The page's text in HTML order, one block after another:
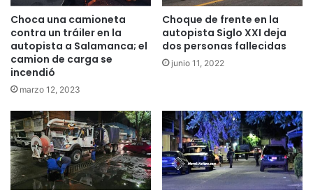
Choca una camioneta
contra un tráiler en la
autopista a Salamanca; el
camion de carga se
incendió
marzo 12, 2023
Choque de frente en la
autopista Siglo XXI deja
dos personas fallecidas
junio 11, 2022